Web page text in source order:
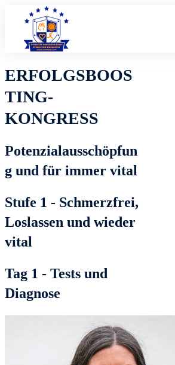
ERFOLGSBOOS
TING-
KONGRESS
Potenzialausschöpfun
g und für immer vital
Stufe 1 - Schmerzfrei,
Loslassen und wieder
vital
Tag 1 - Tests und
Diagnose